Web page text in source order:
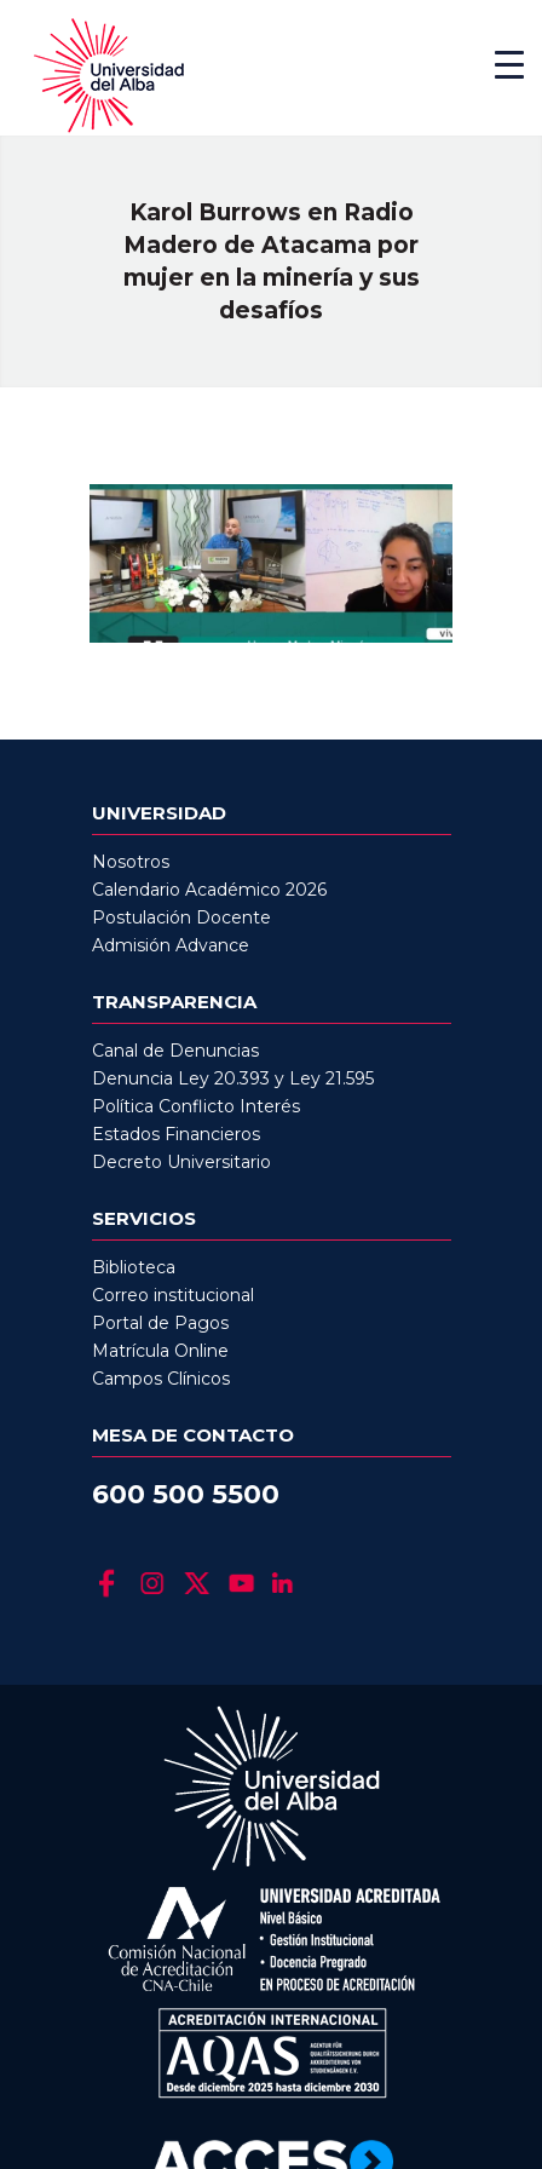
Karol Burrows en Radio
Madero de Atacama por
mujer en la minería y sus
desafíos
UNIVERSIDAD
Nosotros
Calendario Académico 2026
Postulación Docente
Admisión Advance
TRANSPARENCIA
Canal de Denuncias
Denuncia Ley 20.393 y Ley 21.595
Política Conflicto Interés
Estados Financieros
Decreto Universitario
SERVICIOS
Biblioteca
Correo institucional
Portal de Pagos
Matrícula Online
Campos Clínicos
MESA DE CONTACTO
600 500 5500